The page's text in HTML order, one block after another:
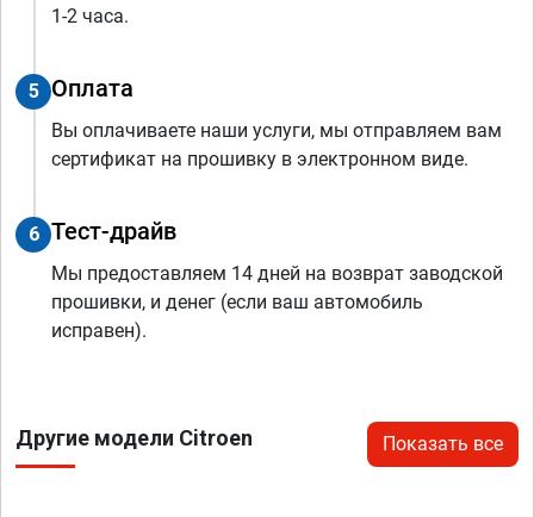
1-2 часа.
5 Оплата
Вы оплачиваете наши услуги, мы отправляем вам
сертификат на прошивку в электронном виде.
6 Тест-драйв
Мы предоставляем 14 дней на возврат заводской
прошивки, и денег (если ваш автомобиль
исправен).
Другие модели Citroen Показать все